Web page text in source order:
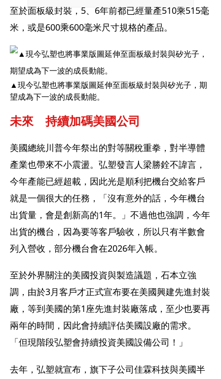
至於面板級封裝，5、6年前都已經量產510乘515毫
米，或是600乘600毫米尺寸規格的產品。
▲現今弘塑也將事業版圖延伸至面板級封裝與矽光子，期
望成為下一波的成長動能。
未來　持續加碼美國公司
美國總統川普今年祭出的對等關稅重拳，對半導體
產業也帶來不小震盪。弘塑發言人梁勝銓不諱言，
今年產能已經超載，因此光是順利把機台交給客戶
就是一個很大的任務，「沒有意外的話，今年機台
出貨量，會是創新高的1年。」不過他也強調，今年
出貨的機台，因為要等客戶驗收，所以只有半數會
列入營收，部分機台會在2026年入帳。
至於外界關注的美國投資與製造議題，石本立強
調，由於3月客戶才正式宣布要在美國興建先進封裝
廠，等到美國的第1座先進封裝廠落成，至少也要再
兩年的時間，因此會持續評估美國設廠的需求。
「但現階段弘塑會持續投資美國設備公司！」
去年，弘塑就宣布，旗下子公司佳霖科技與美國半